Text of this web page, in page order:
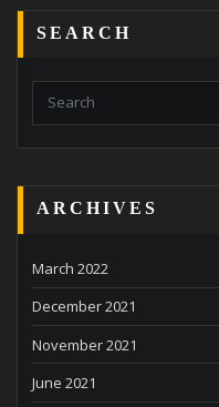
SEARCH
ARCHIVES
March 2022
December 2021
November 2021
June 2021